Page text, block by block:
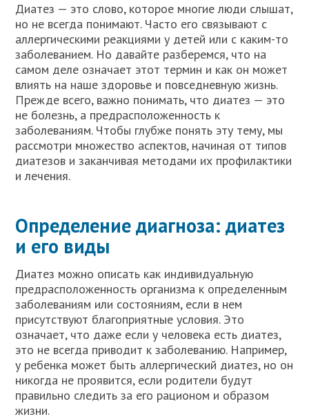
Диатез — это слово, которое многие люди слышат,
но не всегда понимают. Часто его связывают с
аллергическими реакциями у детей или с каким-то
заболеванием. Но давайте разберемся, что на
самом деле означает этот термин и как он может
влиять на наше здоровье и повседневную жизнь.
Прежде всего, важно понимать, что диатез — это
не болезнь, а предрасположенность к
заболеваниям. Чтобы глубже понять эту тему, мы
рассмотри множество аспектов, начиная от типов
диатезов и заканчивая методами их профилактики
и лечения.
Определение диагноза: диатез
и его виды
Диатез можно описать как индивидуальную
предрасположенность организма к определенным
заболеваниям или состояниям, если в нем
присутствуют благоприятные условия. Это
означает, что даже если у человека есть диатез,
это не всегда приводит к заболеванию. Например,
у ребенка может быть аллергический диатез, но он
никогда не проявится, если родители будут
правильно следить за его рационом и образом
жизни.